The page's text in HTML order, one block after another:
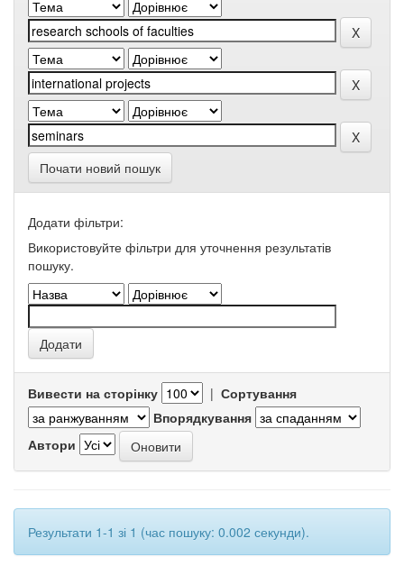
Почати новий пошук
Додати фільтри:
Використовуйте фільтри для уточнення результатів
пошуку.
Вивести на сторінку | Сортування
Впорядкування
Автори
Результати 1-1 зі 1 (час пошуку: 0.002 секунди).